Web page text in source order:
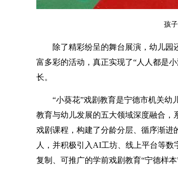
孩
除了精彩纷呈的舞台展演，幼儿
富多彩的活动，真正实现了“人人都是
长。
“小葵花”戏剧教育是宁德市机关幼
教育与幼儿发展的五大领域深度融合，
戏剧课程，构建了分龄分层、循序渐
人，并积极引入AI工坊、线上平台等
复制、可推广的学前戏剧教育“宁德样本”